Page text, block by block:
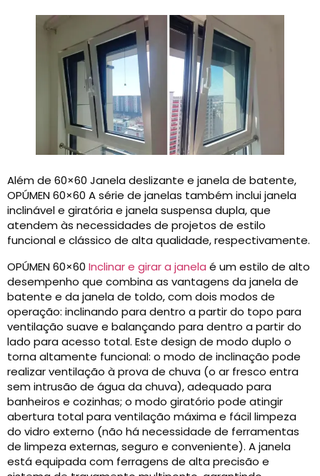
Além de 60×60 Janela deslizante e janela de batente,
OPÚMEN 60×60 A série de janelas também inclui janela
inclinável e giratória e janela suspensa dupla, que
atendem às necessidades de projetos de estilo
funcional e clássico de alta qualidade, respectivamente.
OPÚMEN 60×60 Inclinar e girar a janela é um estilo de alto
desempenho que combina as vantagens da janela de
batente e da janela de toldo, com dois modos de
operação: inclinando para dentro a partir do topo para
ventilação suave e balançando para dentro a partir do
lado para acesso total. Este design de modo duplo o
torna altamente funcional: o modo de inclinação pode
realizar ventilação à prova de chuva (o ar fresco entra
sem intrusão de água da chuva), adequado para
banheiros e cozinhas; o modo giratório pode atingir
abertura total para ventilação máxima e fácil limpeza
do vidro externo (não há necessidade de ferramentas
de limpeza externas, seguro e conveniente). A janela
está equipada com ferragens de alta precisão e